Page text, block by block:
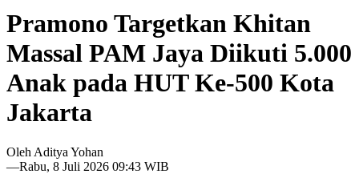
Pramono Targetkan Khitan
Massal PAM Jaya Diikuti 5.000
Anak pada HUT Ke-500 Kota
Jakarta
Oleh Aditya Yohan
—Rabu, 8 Juli 2026 09:43 WIB